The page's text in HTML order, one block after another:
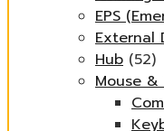
EPS
External
Hub (52)
Mouse